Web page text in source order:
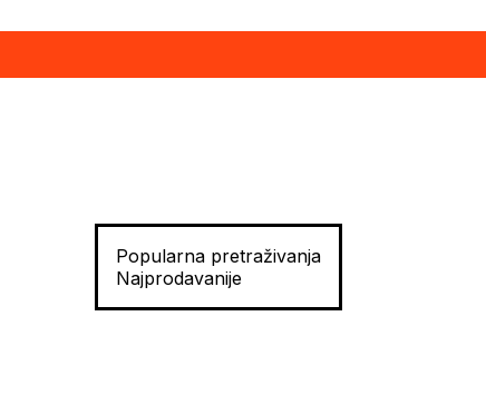
Popularna pretraživanja
Najprodavanije